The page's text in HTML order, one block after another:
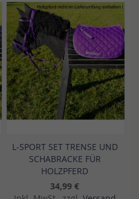
L-SPORT SET TRENSE UND
SCHABRACKE FÜR
HOLZPFERD
34,99 €